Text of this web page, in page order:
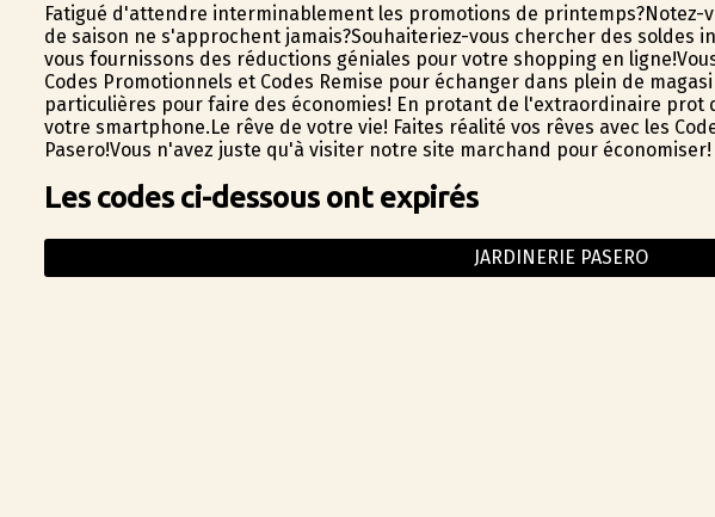
Fatigué d'attendre interminablement les promotions de printemps?Notez-
de saison ne s'approchent jamais?Souhaiteriez-vous chercher des soldes
vous fournissons des réductions géniales pour votre shopping en
Codes Promotionnels et Codes Remise pour échanger dans plein de
particulières pour faire des économies! En profitant de l'extraordinaire
votre smartphone.Le rêve de votre vie! Faites réalité vos rêves avec les
Pasero!Vous n'avez juste qu'à visiter notre site marchand pour économiser!
Les codes ci-dessous ont expirés
JARDINERIE PASERO